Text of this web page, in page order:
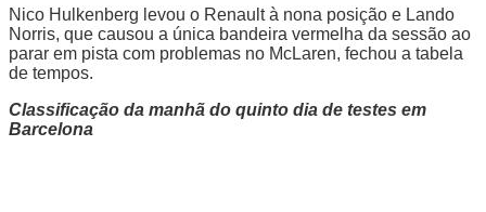
Nico Hulkenberg levou o Renault à nona posição e Lando
Norris, que causou a única bandeira vermelha da sessão ao
parar em pista com problemas no McLaren, fechou a tabela
de tempos.
Classificação da manhã do quinto dia de testes em
Barcelona